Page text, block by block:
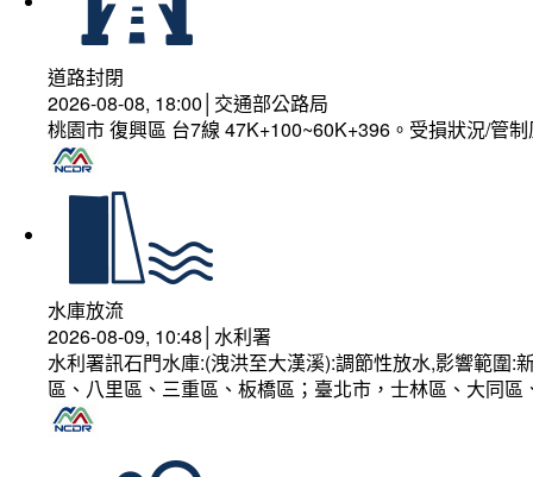
道路封閉
2026-08-08, 18:00│交通部公路局
桃園市 復興區 台7線 47K+100~60K+396。受損狀況/管
水庫放流
2026-08-09, 10:48│水利署
水利署訊石門水庫:(洩洪至大漢溪):調節性放水,影響範圍
區、八里區、三重區、板橋區；臺北市，士林區、大同